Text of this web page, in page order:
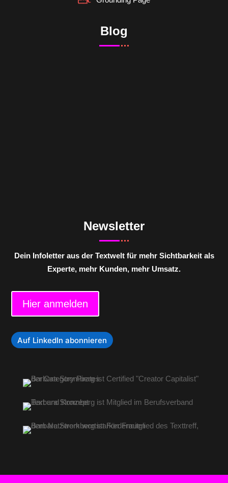
Blog
Newsletter
Dein Infoletter aus der Textwelt für mehr Sichtbarkeit als
Experte, mehr Kunden, mehr Umsatz.
Hier anmelden
Auf LinkedIn abonnieren